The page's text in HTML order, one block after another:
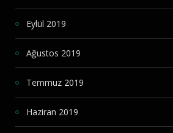
Eylül 2019
Ağustos 2019
Temmuz 2019
Haziran 2019